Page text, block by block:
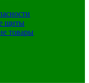
щиты
товары